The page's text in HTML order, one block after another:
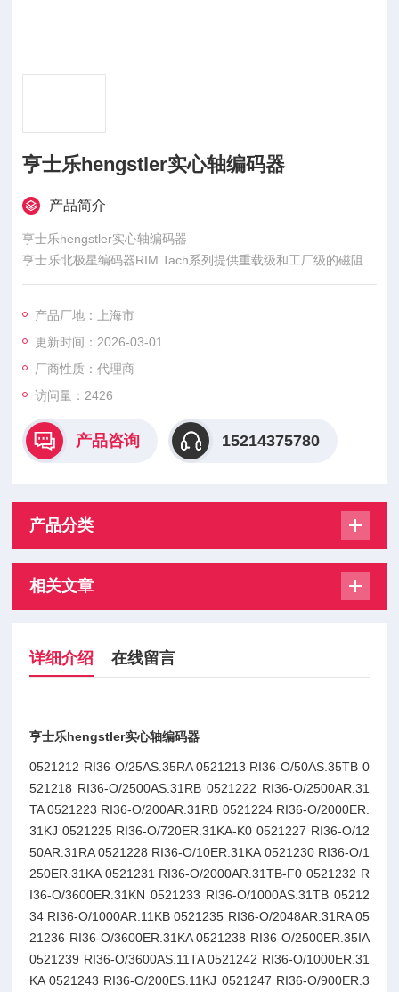
亨士乐hengstler实心轴编码器
产品简介
亨士乐hengstler实心轴编码器
亨士乐北极星编码器RIM Tach系列提供重载级和工厂级的磁阻编
码器来满足造纸行业恶劣的环境。我们的全数字控制系统为速度
数字编码器利用磁阻技术在严酷的环境下检测机器的速度和精确
的位置控制。我们的工厂级RIM Tach系列编码器在严酷的环境下
提供稳定精确的位置信号从而使得设备可以具有更高的性能。
产品厂地：上海市
更新时间：2026-03-01
厂商性质：代理商
访问量：2426
产品咨询 15214375780
产品分类
相关文章
详细介绍 在线留言
亨士乐hengstler实心轴编码器
0521212 RI36-O/25AS.35RA 0521213 RI36-O/50AS.35TB 0
521218 RI36-O/2500AS.31RB 0521222 RI36-O/2500AR.31
TA 0521223 RI36-O/200AR.31RB 0521224 RI36-O/2000ER.
31KJ 0521225 RI36-O/720ER.31KA-K0 0521227 RI36-O/12
50AR.31RA 0521228 RI36-O/10ER.31KA 0521230 RI36-O/1
250ER.31KA 0521231 RI36-O/2000AR.31TB-F0 0521232 R
I36-O/3600ER.31KN 0521233 RI36-O/1000AS.31TB 05212
34 RI36-O/1000AR.11KB 0521235 RI36-O/2048AR.31RA 05
21236 RI36-O/3600ER.31KA 0521238 RI36-O/2500ER.35IA
0521239 RI36-O/3600AS.11TA 0521242 RI36-O/1000ER.31
KA 0521243 RI36-O/200ES.11KJ 0521247 RI36-O/900ER.3